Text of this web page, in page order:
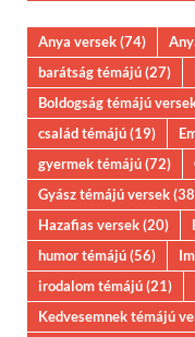
Anya versek(74)
barátság témájú(27)
Boldogság témájú
család témájú(19)
gyermek témájú(72)
Gyász témájú versek
Hazafias versek(20)
humor témájú(56)
irodalom témájú(21)
Kedvesemnek témájú